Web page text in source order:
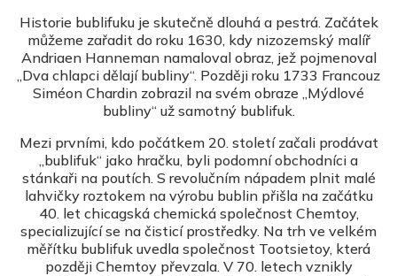
Historie bublifuku je skutečně dlouhá a pestrá. Začátek
můžeme zařadit do roku 1630, kdy nizozemský malíř
Andriaen Hanneman namaloval obraz, jež pojmenoval
„Dva chlapci dělají bubliny“. Později roku 1733 Francouz
Siméon Chardin zobrazil na svém obraze „Mýdlové
bubliny“ už samotný bublifuk.
Mezi prvními, kdo počátkem 20. století začali prodávat
„bublifuk“ jako hračku, byli podomní obchodníci a
stánkaři na poutích. S revolučním nápadem plnit malé
lahvičky roztokem na výrobu bublin přišla na začátku
40. let chicagská chemická společnost Chemtoy,
specializující se na čisticí prostředky. Na trh ve velkém
měřítku bublifuk uvedla společnost Tootsietoy, která
později Chemtoy převzala. V 70. letech vznikly